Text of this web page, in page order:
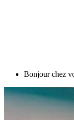
Bonjour chez